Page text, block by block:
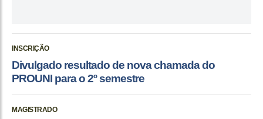
INSCRIÇÃO
Divulgado resultado de nova chamada do
PROUNI para o 2º semestre
MAGISTRADO